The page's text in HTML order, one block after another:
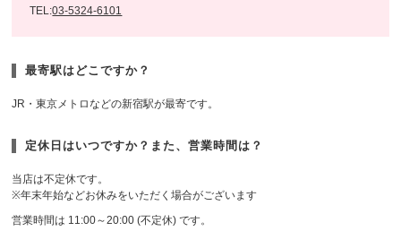
TEL:03-5324-6101
最寄駅はどこですか？
JR・東京メトロなどの新宿駅が最寄です。
定休日はいつですか？また、営業時間は？
当店は不定休です。
※年末年始などお休みをいただく場合がございます
営業時間は 11:00～20:00 (不定休) です。